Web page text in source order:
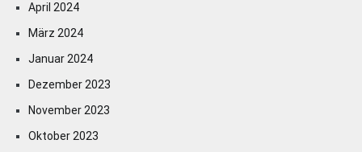
April 2024
März 2024
Januar 2024
Dezember 2023
November 2023
Oktober 2023